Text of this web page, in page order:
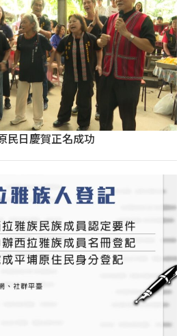
民日慶賀正名成功